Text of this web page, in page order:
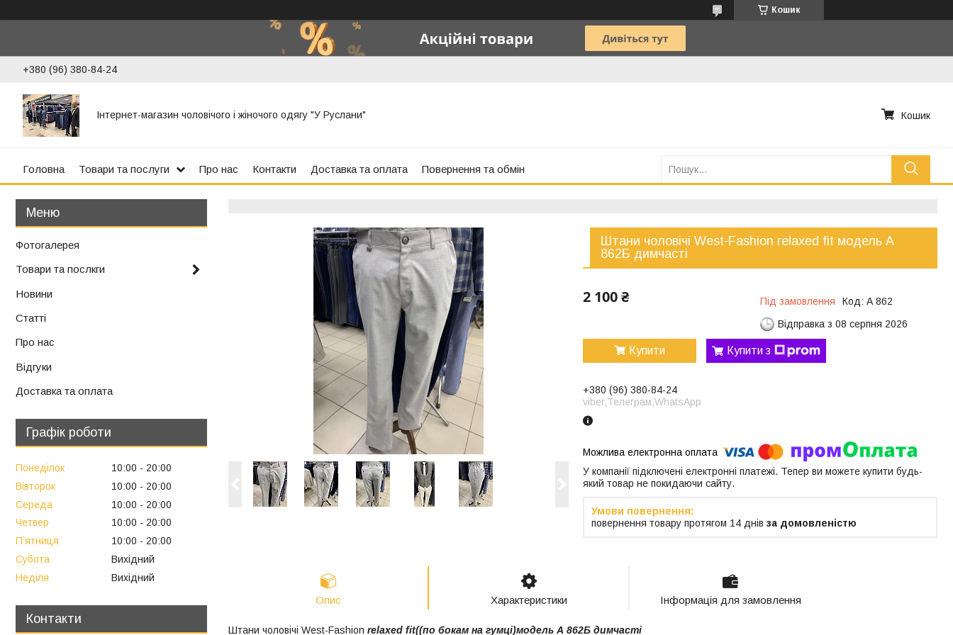
Кошик
+380 (96) 380-84-24
Інтернет-магазин чоловічого і жіночого одягу "У Руслани" Кошик
Головна Товари та послуги Про нас Контакти Доставка та оплата Повернення та обмін
Штани чоловічі West-Fashion relaxed fit модель А
862Б димчасті
2 100 ₴ Під замовлення Код: А 862
Відправка з 08 серпня 2026
Купити Купити з
+380 (96) 380-84-24
viber,Телеграм,WhatsApp
У компанії підключені електронні платежі. Тепер ви можете купити будь-
який товар не покидаючи сайту.
повернення товару протягом 14 днів за домовленістю
Опис Характеристики Інформація для замовлення
Штани чоловічі West-Fashion relaxed fit((по бокам на гумці)модель А 862Б димчасті
Фотогалерея
Товари та послкги
Новини
Статті
Про нас
Відгуки
Доставка та оплата
Графік роботи
Понеділок 10:00
20:00
Вівторок
10:00
20:00
Середа
10:00
20:00
Четвер
10:00
20:00
Пʼятниця
10:00
20:00
Субота
Вихідний
Неділя
Вихідний
Контакти